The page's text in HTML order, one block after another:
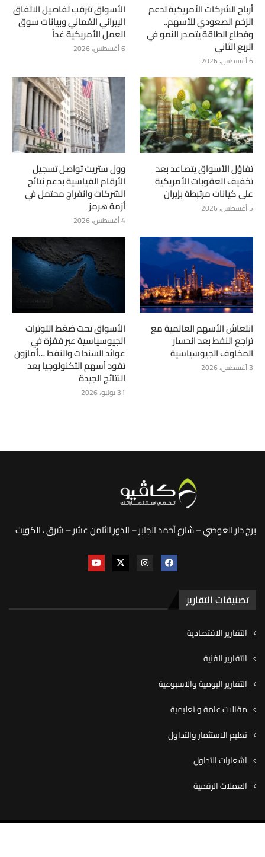
أرباح الشركات الأمريكية تدعم
الزخم الصعودي للأسهم..
وقطاع الطاقة يتصدر النمو في
الربع الثاني
6 أغسطس، 2026
الأسواق تترقب تفاصيل الاتفاق
الإيراني العُماني وبيانات سوق
العمل الأمريكية غداً
6 أغسطس، 2026
تفاؤل الأسواق يتصاعد بعد
تخفيف العقوبات الأمريكية
على كيانات مرتبطة بإيران
5 أغسطس، 2026
وول ستريت تواصل تسجيل
الأرقام القياسية بدعم نتائج
الشركات وانفراج محتمل في
أزمة هرمز
4 أغسطس، 2026
انتعاش الأسهم العالمية مع
تراجع النفط بعد انحسار
المخاوف الجيوسياسية
3 أغسطس، 2026
الأسواق تحت ضغط التوترات
الجيوسياسية عبر قفزة في
عوائد السندات والنفط …أمازون
تقود أسهم التكنولوجيا بعد
النتائج الجيدة
31 يوليو، 2026
برج دار العوضي – شارع أحمد الجابر – الدور الثامن عشر – شرق ، الكويت
تصنيفات التقارير
التقارير الاقتصادية
التقارير الفنية
التقارير اليومية والاسبوعية
مقالات عامة و تعليمية
تعليم الاستثمار والتداول
اشعارات التداول
العملات الرقمية